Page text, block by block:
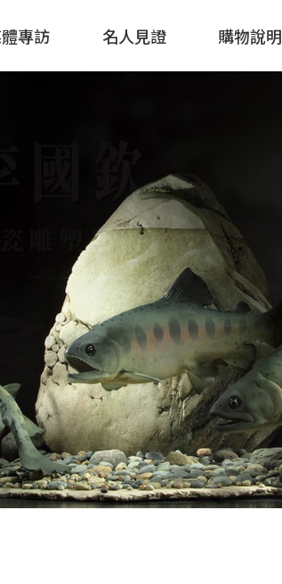
專訪 名人見證 購物說明